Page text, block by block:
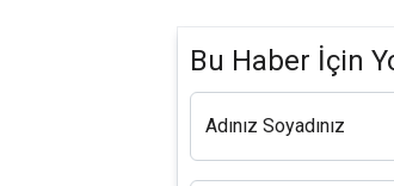
Bu Haber İçin
Adınız Soyadınız